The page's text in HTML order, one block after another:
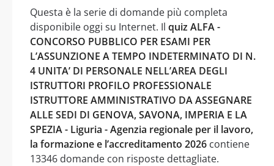
Questa è la serie di domande più completa
disponibile oggi su Internet. Il quiz ALFA -
CONCORSO PUBBLICO PER ESAMI PER
L’ASSUNZIONE A TEMPO INDETERMINATO DI N.
4 UNITA’ DI PERSONALE NELL’AREA DEGLI
ISTRUTTORI PROFILO PROFESSIONALE
ISTRUTTORE AMMINISTRATIVO DA ASSEGNARE
ALLE SEDI DI GENOVA, SAVONA, IMPERIA E LA
SPEZIA - Liguria - Agenzia regionale per il lavoro,
la formazione e l’accreditamento 2026 contiene
13346 domande con risposte dettagliate.